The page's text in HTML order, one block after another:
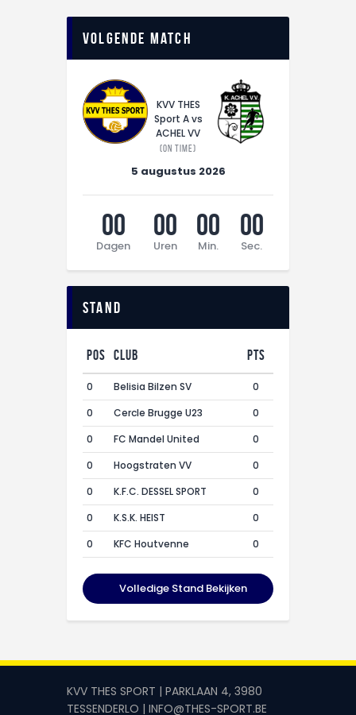
Volgende match
KVV THES
Sport A vs
ACHEL VV
(On time)
5 augustus 2026
00
Dagen
00
Uren
00
Min.
00
Sec.
Stand
Pos Club Pts
0 Belisia Bilzen SV
0
0
Cercle Brugge U23
0
0
FC Mandel United
0
0
Hoogstraten VV
0
0
K.F.C. DESSEL SPORT
0
0
K.S.K. HEIST
0
0
KFC Houtvenne 0
Volledige Stand Bekijken
KVV THES SPORT | PARKLAAN 4, 3980
TESSENDERLO | INFO@THES-SPORT.BE